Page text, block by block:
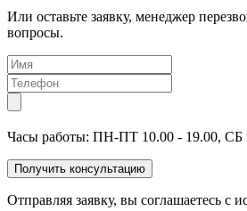
Или оставьте заявку, менеджер
вопросы.
Часы работы: ПН-ПТ 10.00 - 19.00, СБ
Отправляя заявку, вы соглашаетесь с